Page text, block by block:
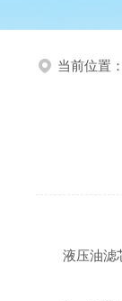
当前位置：
液压油滤